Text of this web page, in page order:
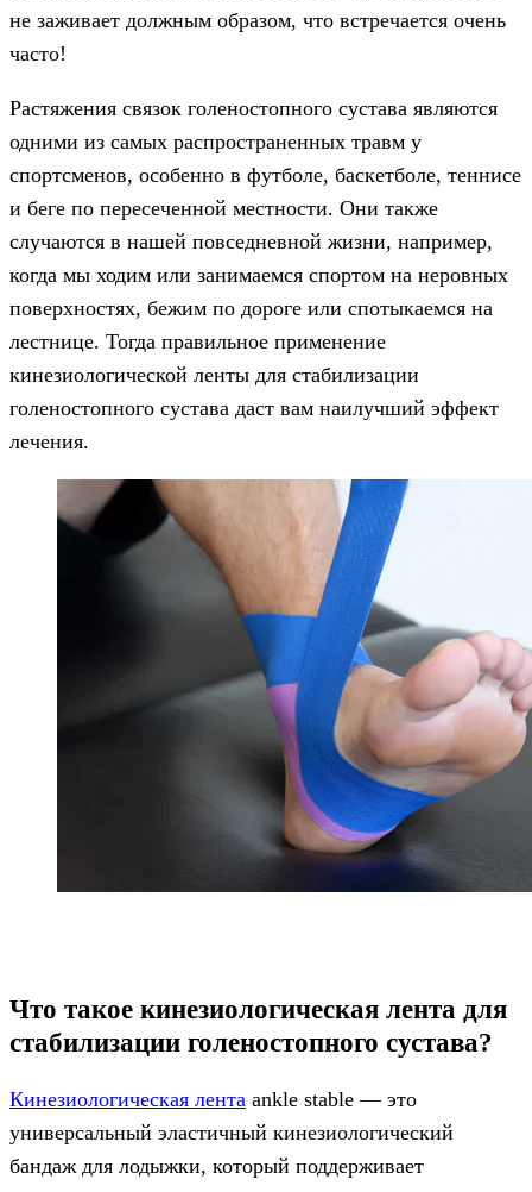
не заживает должным образом, что встречается очень
часто!
Растяжения связок голеностопного сустава являются
одними из самых распространенных травм у
спортсменов, особенно в футболе, баскетболе, теннисе
и беге по пересеченной местности. Они также
случаются в нашей повседневной жизни, например,
когда мы ходим или занимаемся спортом на неровных
поверхностях, бежим по дороге или спотыкаемся на
лестнице. Тогда правильное применение
кинезиологической ленты для стабилизации
голеностопного сустава даст вам наилучший эффект
лечения.
Что такое кинезиологическая лента для
стабилизации голеностопного сустава?
Кинезиологическая лента ankle stable — это
универсальный эластичный кинезиологический
бандаж для лодыжки, который поддерживает